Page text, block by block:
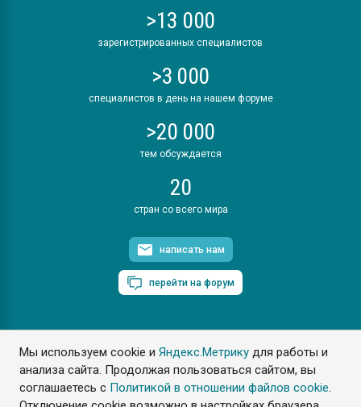
Мы используем cookie иЯндекс.Метрику для работы и
анализа сайта. Продолжая пользоваться сайтом, вы
соглашаетесь с Политикой в отношении файлов cookie.
>13 000
зарегистрированных специалистов
>3 000
специалистов в день на нашем форуме
>20 000
тем обсуждается
20
стран со всего мира
написать нам
перейти на форум
ПластЭксперт © 2006. Все права защищены
Разрешается копирование материалов сайта с обязательной
ссылкой на www.e-plastic.ru
Разработка сайта